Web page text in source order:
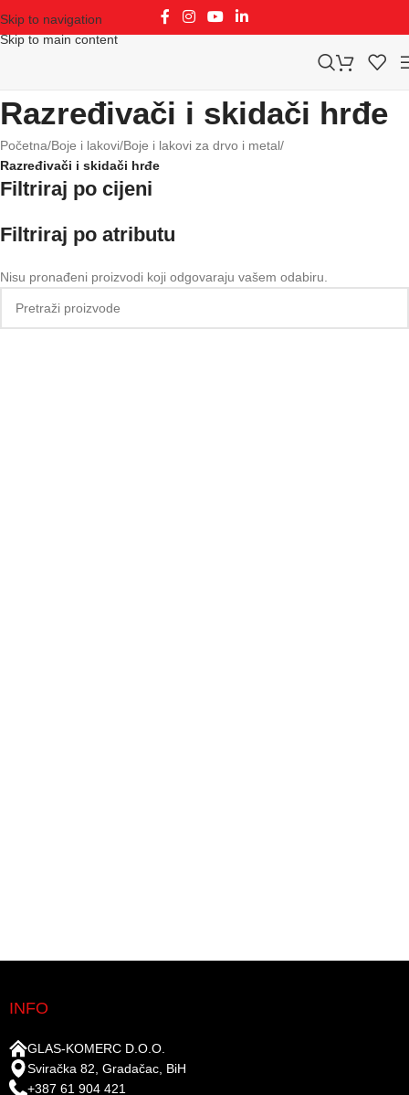
Skip to navigation
Skip to main content
Razređivači i skidači hrđe
Početna/Boje i lakovi/Boje i lakovi za drvo i metal/
Razređivači i skidači hrđe
Filtriraj po cijeni
Filtriraj po atributu
Nisu pronađeni proizvodi koji odgovaraju vašem odabiru.
INFO
GLAS-KOMERC D.O.O.
Sviračka 82, Gradačac, BiH
+387 61 904 421